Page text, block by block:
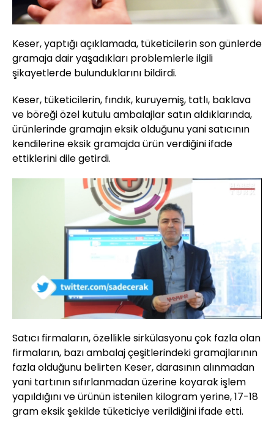
Keser, yaptığı açıklamada, tüketicilerin son günlerde
gramaja dair yaşadıkları problemlerle ilgili
şikayetlerde bulunduklarını bildirdi.
Keser, tüketicilerin, fındık, kuruyemiş, tatlı, baklava
ve böreği özel kutulu ambalajlar satın aldıklarında,
ürünlerinde gramajın eksik olduğunu yani satıcının
kendilerine eksik gramajda ürün verdiğini ifade
ettiklerini dile getirdi.
Aç
Yüklendi:
22.18%
Oynatma
Hızı
Satıcı firmaların, özellikle sirkülasyonu çok fazla olan
firmaların, bazı ambalaj çeşitlerindeki gramajlarının
fazla olduğunu belirten Keser, darasının alınmadan
yani tartının sıfırlanmadan üzerine koyarak işlem
yapıldığını ve ürünün istenilen kilogram yerine, 17-18
gram eksik şekilde tüketiciye verildiğini ifade etti.